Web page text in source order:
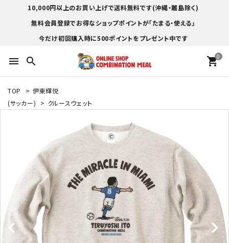
10,000円以上のお買い上げで送料無料です(沖縄・離島除く)
無料会員登録でお得なショップポイントが「たまる・使える」
今だけ初回購入時に500ポイントをプレゼント中です
menu search 0
shopping_cart
TOP > 伊東輝悦
(サッカー)
> クルースウェット